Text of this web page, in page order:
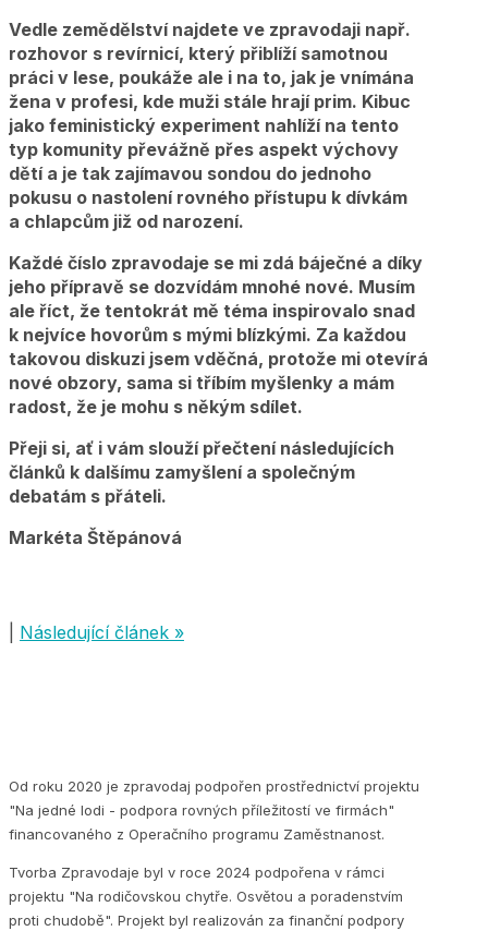
Vedle zemědělství najdete ve zpravodaji např.
rozhovor s revírnicí, který přiblíží samotnou
práci v lese, poukáže ale i na to, jak je vnímána
žena v profesi, kde muži stále hrají prim. Kibuc
jako feministický experiment nahlíží na tento
typ komunity převážně přes aspekt výchovy
dětí a je tak zajímavou sondou do jednoho
pokusu o nastolení rovného přístupu k dívkám
a chlapcům již od narození.
Každé číslo zpravodaje se mi zdá báječné a díky
jeho přípravě se dozvídám mnohé nové. Musím
ale říct, že tentokrát mě téma inspirovalo snad
k nejvíce hovorům s mými blízkými. Za každou
takovou diskuzi jsem vděčná, protože mi otevírá
nové obzory, sama si tříbím myšlenky a mám
radost, že je mohu s někým sdílet.
Přeji si, ať i vám slouží přečtení následujících
článků k dalšímu zamyšlení a společným
debatám s přáteli.
Markéta Štěpánová
Následující článek »
Od roku 2020 je zpravodaj podpořen prostřednictví projektu
"Na jedné lodi - podpora rovných příležitostí ve firmách"
financovaného z Operačního programu Zaměstnanost.
Tvorba Zpravodaje byl v roce 2024 podpořena v rámci
projektu "Na rodičovskou chytře. Osvětou a poradenstvím
proti chudobě". Projekt byl realizován za finanční podpory